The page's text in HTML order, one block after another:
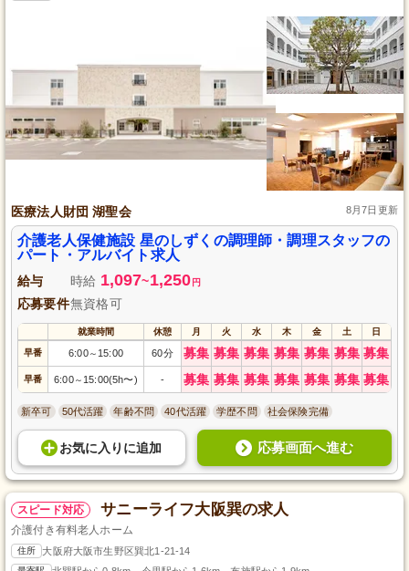
医療法人財団 湖聖会 8月7日更新
介護老人保健施設 星のしずくの調理師・調理スタッフの
パート・アルバイト求人
給与 時給 1,097~1,250 円
応募要件無資格可
就業時間 休憩 月 火 水 木 金 土 日
早番 6:00～ 15:00 60分 募集 募集 募集 募集 募集 募集 募集
早番 6:00～ 15:00(5h〜) - 募集 募集 募集 募集 募集 募集 募集
新卒可 50代活躍 年齢不問 40代活躍 学歴不問 社会保険完備
お気に入り に追加 応募画面へ進む
スピード対応 サニーライフ大阪巽の求人
介護付き有料老人ホーム
住所 大阪府大阪市生野区巽北1-21-14